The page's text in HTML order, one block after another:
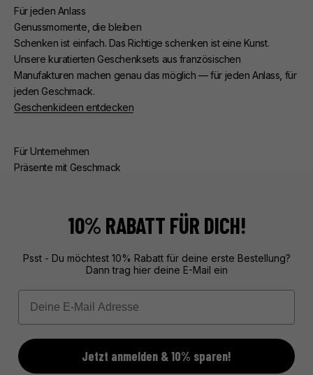
Für jeden Anlass
Genussmomente, die bleiben
Schenken ist einfach. Das Richtige schenken ist eine Kunst.
Unsere kuratierten Geschenksets aus französischen
Manufakturen machen genau das möglich — für jeden Anlass, für
jeden Geschmack.
Geschenkideen entdecken
Für Unternehmen
Präsente mit Geschmack
Exklusive Geschenke aus Frankreich, unvergesslich verpackt.
Mehr über unseren Service erfahren
10% RABATT FÜR DICH!
Psst - Du möchtest 10% Rabatt für deine erste Bestellung?
Dann trag hier deine E-Mail ein
Email
Jetzt anmelden & 10% sparen!